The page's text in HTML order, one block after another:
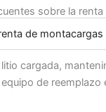
sobre la
de
cargada,
de reemplazo